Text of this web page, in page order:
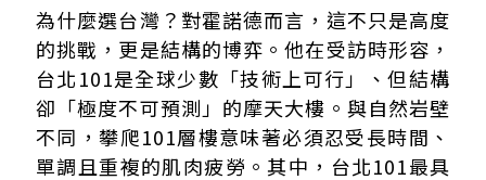
為什麼選台灣？對霍諾德而言，這不只是高度
的挑戰，更是結構的博弈。他在受訪時形容，
台北101是全球少數「技術上可行」、但結構
卻「極度不可預測」的摩天大樓。與自然岩壁
不同，攀爬101層樓意味著必須忍受長時間、
單調且重複的肌肉疲勞。其中，台北101最具